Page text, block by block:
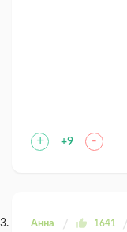
+ +9 -
Анна 1641